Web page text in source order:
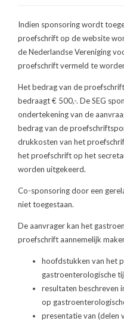
Indien sponsoring wordt
proefschrift op de website
de Nederlandse Vereniging
proefschrift vermeld te
Het bedrag van de
bedraagt € 500,-. De SEG
ondertekening van de
bedrag van de
drukkosten van het
het proefschrift op het
worden uitgekeerd.
Co-sponsoring door een
niet toegestaan.
De aanvrager kan het
proefschrift aannemelijk
hoofdstukken van het
gastroenterologische
resultaten beschreven
op
presentatie van (delen